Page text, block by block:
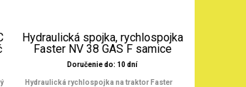
Hydraulická spojka, rychlospojka
Faster NV 38 GAS F samice
Doručenie do: 10 dní
Hydraulická rychlospojka na traktor Faster